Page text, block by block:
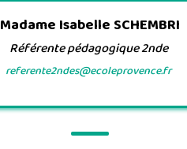
Madame Isabelle SCHEMBRI
Référente pédagogique 2nde
referente2ndes@ecoleprovence.fr